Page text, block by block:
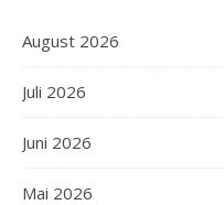
August 2026
Juli 2026
Juni 2026
Mai 2026